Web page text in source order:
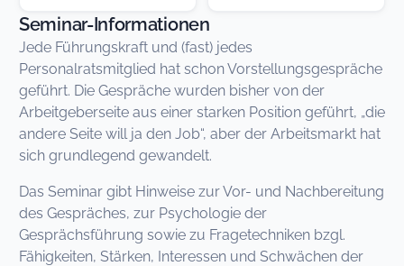
Seminar-Informationen
Jede Führungskraft und (fast) jedes
Personalratsmitglied hat schon Vorstellungsgespräche
geführt. Die Gespräche wurden bisher von der
Arbeitgeberseite aus einer starken Position geführt, „die
andere Seite will ja den Job“, aber der Arbeitsmarkt hat
sich grundlegend gewandelt.
Das Seminar gibt Hinweise zur Vor- und Nachbereitung
des Gespräches, zur Psychologie der
Gesprächsführung sowie zu Fragetechniken bzgl.
Fähigkeiten, Stärken, Interessen und Schwächen der